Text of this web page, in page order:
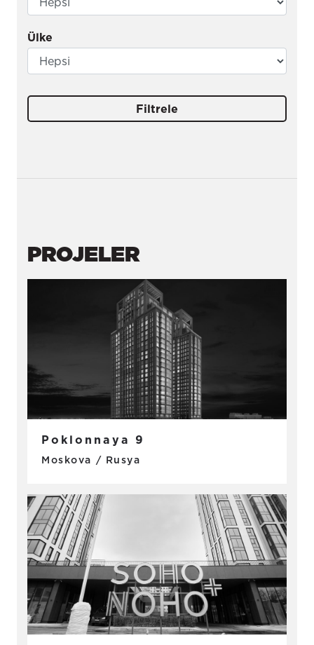
Ülke
Filtrele
PROJELER
Poklonnaya 9
Moskova / Rusya